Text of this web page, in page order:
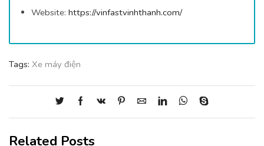
Website: https://vinfastvinhthanh.com/
Tags: Xe máy điện
Related Posts